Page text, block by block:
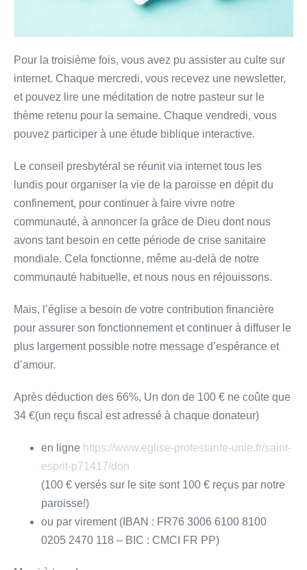
Pour la troisième fois, vous avez pu assister au culte sur
internet. Chaque mercredi, vous recevez une newsletter,
et pouvez lire une méditation de notre pasteur sur le
thème retenu pour la semaine. Chaque vendredi, vous
pouvez participer à une étude biblique interactive.
Le conseil presbytéral se réunit via internet tous les
lundis pour organiser la vie de la paroisse en dépit du
confinement, pour continuer à faire vivre notre
communauté, à annoncer la grâce de Dieu dont nous
avons tant besoin en cette période de crise sanitaire
mondiale. Cela fonctionne, même au-delà de notre
communauté habituelle, et nous nous en réjouissons.
Mais, l’église a besoin de votre contribution financière
pour assurer son fonctionnement et continuer à diffuser le
plus largement possible notre message d’espérance et
d’amour.
Après déduction des 66%, Un don de 100 € ne coûte que
34 €(un reçu fiscal est adressé à chaque donateur)
en ligne https://www.eglise-protestante-unie.fr/saint-
esprit-p71417/don
(100 € versés sur le site sont 100 € reçus par notre
paroisse!)
ou par virement (IBAN : FR76 3006 6100 8100
0205 2470 118 – BIC : CMCI FR PP)